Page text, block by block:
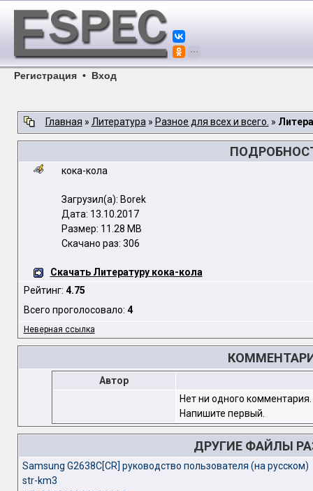
Регистрация • Вход
Главная » Литература » Разное для всех и всего. »
кока-кола
Загрузил(а): Borek
Дата: 13.10.2017
Размер: 11.28 MB
Скачано раз: 306
Скачать Литературу кока-кола
Рейтинг: 4.75
Всего проголосовало: 4
Неверная ссылка
Автор
Нет ни одного комментария.
Напишите первый.
ДРУГИЕ ФАЙЛЫ
Samsung G2638C[CR] руководство пользователя (на русском)
str-km3